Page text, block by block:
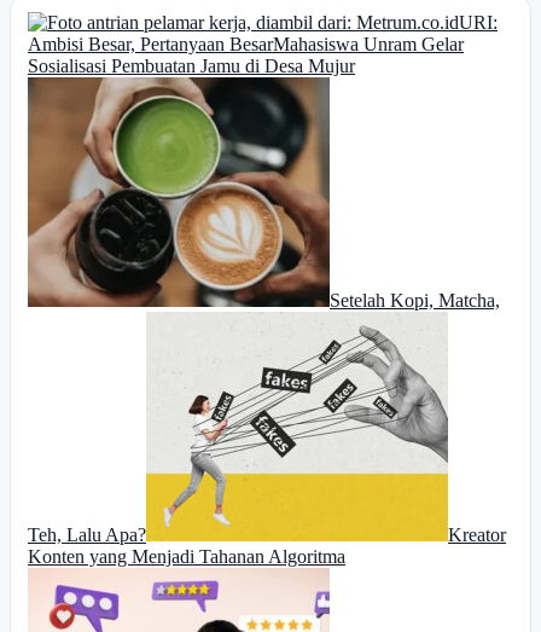
URI:
Ambisi Besar, Pertanyaan BesarMahasiswa Unram Gelar
Sosialisasi Pembuatan Jamu di Desa Mujur
Setelah Kopi, Matcha,
Teh, Lalu Apa?
Kreator
Konten yang Menjadi Tahanan Algoritma